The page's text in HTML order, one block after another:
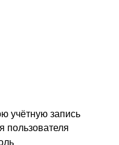
учётную запись
пользователя